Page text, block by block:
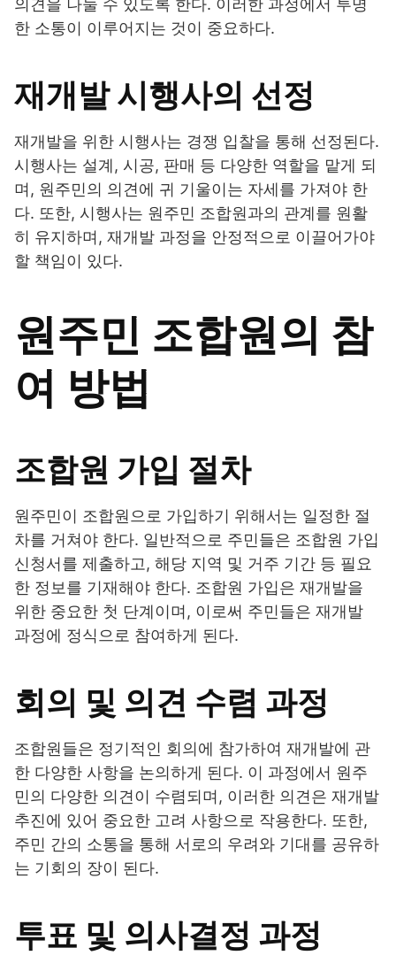
의견을 나눌 수 있도록 한다. 이러한 과정에서 투명
한 소통이 이루어지는 것이 중요하다.
재개발 시행사의 선정
재개발을 위한 시행사는 경쟁 입찰을 통해 선정된다.
시행사는 설계, 시공, 판매 등 다양한 역할을 맡게 되
며, 원주민의 의견에 귀 기울이는 자세를 가져야 한
다. 또한, 시행사는 원주민 조합원과의 관계를 원활
히 유지하며, 재개발 과정을 안정적으로 이끌어가야
할 책임이 있다.
원주민 조합원의 참
여 방법
조합원 가입 절차
원주민이 조합원으로 가입하기 위해서는 일정한 절
차를 거쳐야 한다. 일반적으로 주민들은 조합원 가입
신청서를 제출하고, 해당 지역 및 거주 기간 등 필요
한 정보를 기재해야 한다. 조합원 가입은 재개발을
위한 중요한 첫 단계이며, 이로써 주민들은 재개발
과정에 정식으로 참여하게 된다.
회의 및 의견 수렴 과정
조합원들은 정기적인 회의에 참가하여 재개발에 관
한 다양한 사항을 논의하게 된다. 이 과정에서 원주
민의 다양한 의견이 수렴되며, 이러한 의견은 재개발
추진에 있어 중요한 고려 사항으로 작용한다. 또한,
주민 간의 소통을 통해 서로의 우려와 기대를 공유하
는 기회의 장이 된다.
투표 및 의사결정 과정